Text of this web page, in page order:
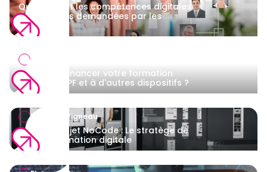
Quelles sont les compétences digitales
sont les plus demandées par les
recruteurs?
Comment financer votre formation
grâce au CPF et à d'autres dispositifs ?
Florence Vigneau
Chef de Projet NoCode : Le stratège de
la transformation digitale